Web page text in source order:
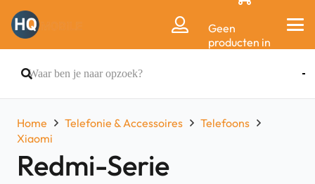
Geen
producten in
Home Telefonie & Accessoires
Telefoons
Xiaomi
Redmi-Serie